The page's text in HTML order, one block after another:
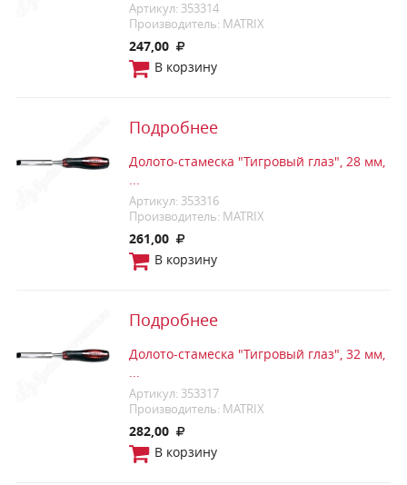
Артикул: 353314
Производитель: MATRIX
247,00
В корзину
Подробнее
Долото-стамеска "Тигровый глаз", 28 мм,
...
Артикул: 353316
Производитель: MATRIX
261,00
В корзину
Подробнее
Долото-стамеска "Тигровый глаз", 32 мм,
...
Артикул: 353317
Производитель: MATRIX
282,00
В корзину